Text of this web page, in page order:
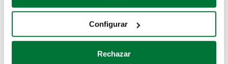
Recopilar información sobre su ubicación geográfica
Identificar su dispositivo analizándolo activamente
para buscar características específicas (huellas
Configurar
Rechazar
Coches de km0